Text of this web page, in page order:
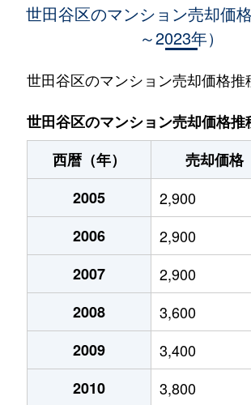
5,800万円 池尻大橋
池尻
6,100万円 池尻大
池尻
5,700万円 池尻大
池尻
8,500万円 池尻大
6,300万円
5,500万円
6,200万円
1,300万円
5,400万円
5,200万円
世田谷区のマンション売却価
～2023年）
世田谷区のマンション売却価格推
世田谷区のマンション売却価格推
西暦（年）
売却価格
2005
2,900
2006
2,900
2007
2,900
2008
3,600
2009
3,400
2010
3,800